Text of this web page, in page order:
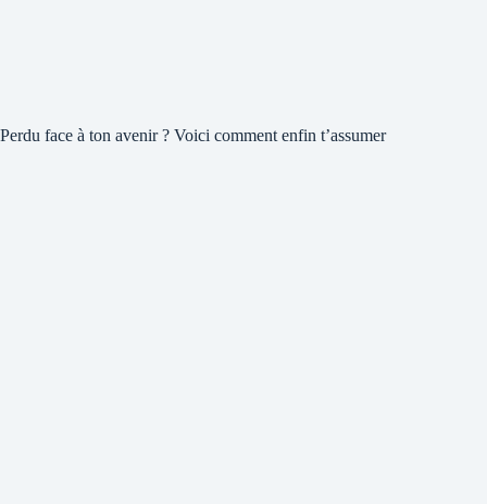
Perdu face à ton avenir ? Voici comment enfin t’assumer